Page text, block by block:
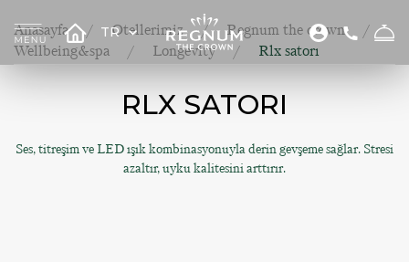
TR
Anasayfa Otellerimiz
Regnum the crown
Wellbeing&spa
Longevity Rlx satorı
RLX SATORI
Ses, titreşim ve LED ışık kombinasyonuyla derin gevşeme sağlar. Stresi
azaltır, uyku kalitesini arttırır.